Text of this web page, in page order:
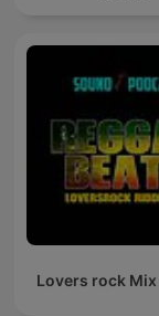
Lovers rock